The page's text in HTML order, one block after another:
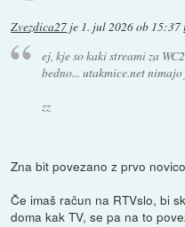
Zvezdica27 je 1. jul 2026 ob 15:37
ej, kje so kaki streami za
bedno... utakmice.net
zz
Zna bit povezano z prvo
Če imaš račun na RTVslo, bi
doma kak TV, se pa na to